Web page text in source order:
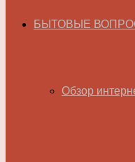
БЫТОВЫЕ
Обзор